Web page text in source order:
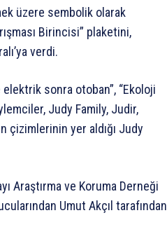
üzere sembolik olarak
Birincisi” plaketini,
verdi.
elektrik sonra otoban”, “Ekoloji
Judy Family, Judir,
çizimlerinin yer aldığı Judy
Araştırma ve Koruma Derneği
Umut Akçıl tarafından